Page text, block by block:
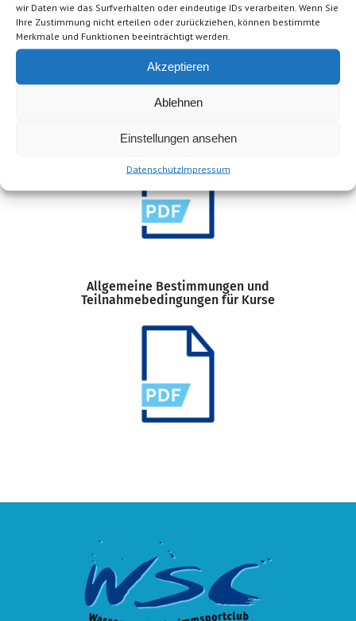
wir Daten wie das Surfverhalten oder eindeutige IDs verarbeiten. Wenn Sie
Ihre Zustimmung nicht erteilen oder zurückziehen, können bestimmte
Merkmale und Funktionen beeinträchtigt werden.
Akzeptieren
Ablehnen
Einstellungen ansehen
DatenschutzImpressum
Allgemeine Bestimmungen und
Teilnahmebedingungen für Kurse